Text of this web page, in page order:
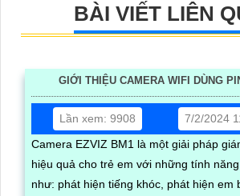
BÀI VIẾT LIÊN
GIỚI THIỆU CAMERA WIFI DÙNG
Lần xem: 9908
7/2/2024
Camera EZVIZ BM1 là một giải pháp
hiệu quả cho trẻ em với những tính
như: phát hiện tiếng khóc, phát hiện em